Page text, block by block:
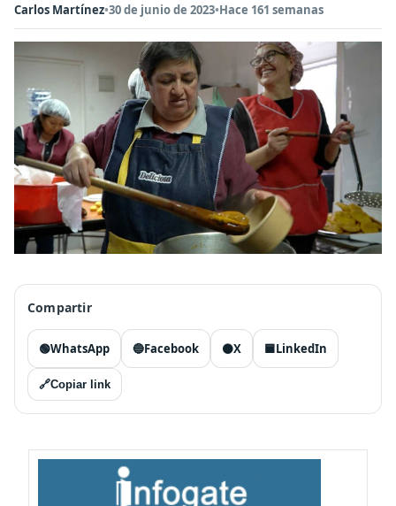
Carlos Martínez•30 de junio de 2023•Hace 161 semanas
Compartir
🟢WhatsApp 🔵Facebook ⚫X 🟦LinkedIn
🔗Copiar link